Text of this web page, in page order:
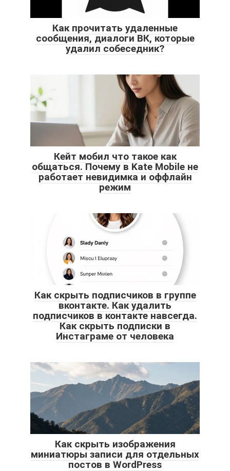
Как прочитать удаленные
сообщения, диалоги ВК, которые
удалил собеседник?
Кейт мобил что такое как
общаться. Почему в Kate Mobile не
работает невидимка и оффлайн
режим
Как скрыть подписчиков в группе
вконтакте. Как удалить
подписчиков в контакте навсегда.
Как скрыть подписки в
Инстаграме от человека
Как скрыть изображения
миниатюры записи для отдельных
постов в WordPress